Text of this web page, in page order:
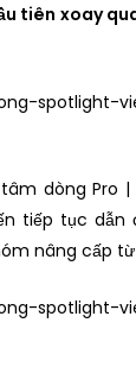
tiên xoay
dòng Pro
tiếp tục
nâng cấp từ